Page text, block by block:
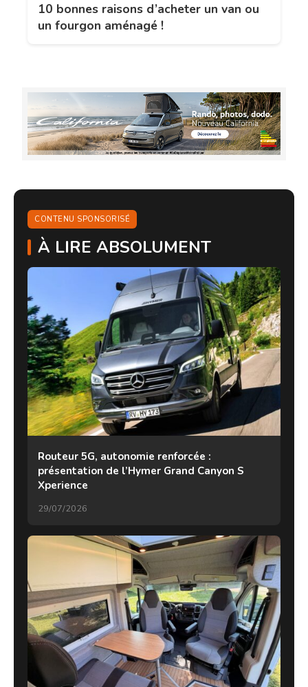
10 bonnes raisons d’acheter un van ou
un fourgon aménagé !
CONTENU SPONSORISÉ
À LIRE ABSOLUMENT
Routeur 5G, autonomie renforcée :
présentation de l’Hymer Grand Canyon S
Xperience
29/07/2026